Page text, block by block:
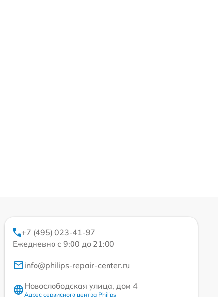
+7 (495) 023-41-97
Ежедневно с 9:00 до 21:00
info@philips-repair-center.ru
Новослободская улица, дом 4
Адрес сервисного центра Philips